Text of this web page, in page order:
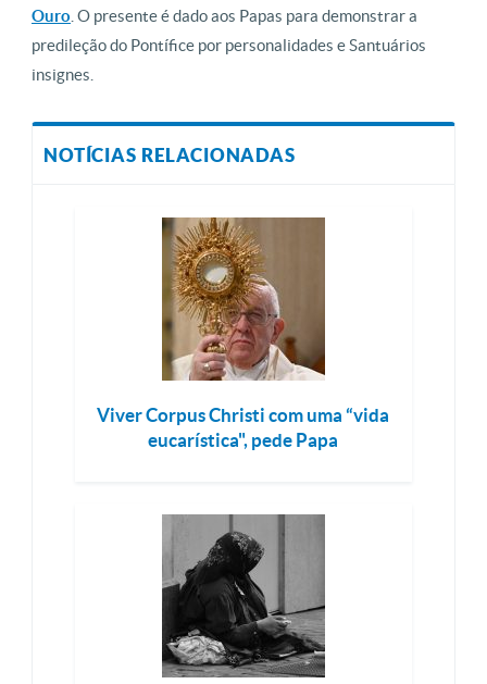
Ouro . O presente é dado aos Papas para demonstrar a
predileção do Pontífice por personalidades e Santuários
insignes.
NOTÍCIAS RELACIONADAS
Viver Corpus Christi com uma “vida
eucarística", pede Papa